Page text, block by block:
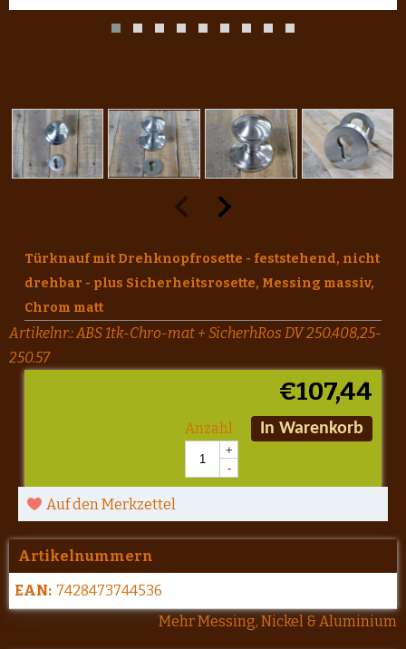
Türknauf mit Drehknopfrosette - feststehend, nicht
drehbar - plus Sicherheitsrosette, Messing massiv,
Chrom matt
Artikelnr.: ABS 1tk-Chro-mat + SicherhRos DV 250.408,25-
250.57
€107,44
Anzahl
+
-
In Warenkorb
Auf den Merkzettel
Artikelnummern
EAN: 7428473744536
Mehr Messing, Nickel & Aluminium